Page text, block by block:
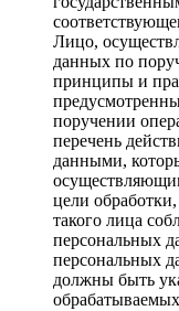
Лицо,
данных по
принципы и
поручении
перечень
данными,
цели
такого лица
персональных
персональных
должны быть